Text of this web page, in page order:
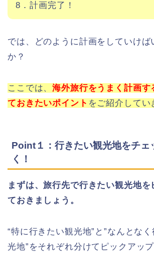
8．計画完了！
では、どのように計画をしていけば
か？
ここでは、海外旅行をうまく計画す
ておきたいポイント をご紹介してい
Point１：行きたい観光地をチェ
く！
まずは、旅行先で行きたい観光地を
ておきましょう。
“特に行きたい観光地”と”なんとな
光地”をそれぞれ分けてピックアッ